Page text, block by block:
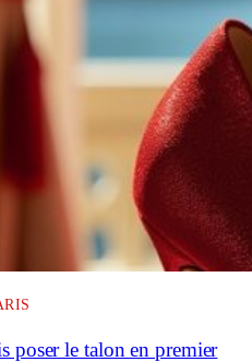
poser le talon en premier